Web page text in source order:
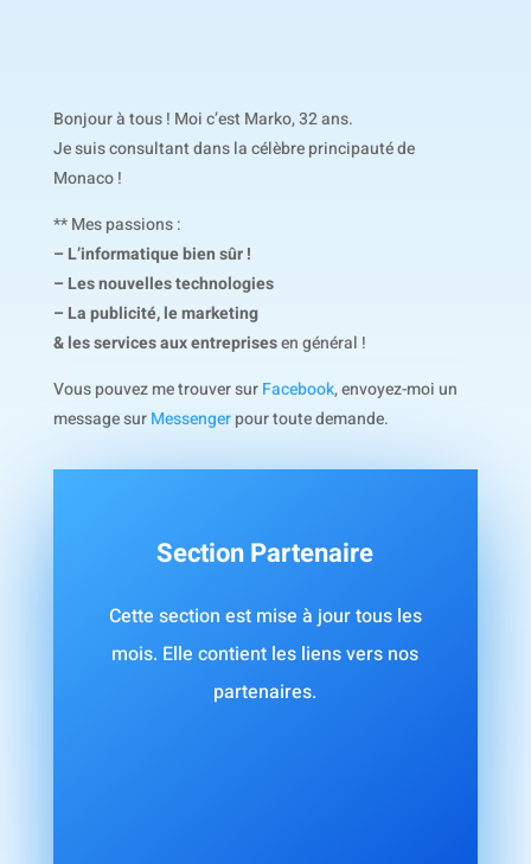
Bonjour à tous ! Moi c’est Marko, 32 ans.
Je suis consultant dans la célèbre principauté de
Monaco !
** Mes passions :
– L’informatique bien sûr !
– Les nouvelles technologies
– La publicité, le marketing
& les services aux entreprisesen général !
Vous pouvez me trouver sur Facebook, envoyez-moi un
message sur Messenger pour toute demande.
Section Partenaire
Cette section est mise à jour tous les
mois. Elle contient les liens vers nos
partenaires.